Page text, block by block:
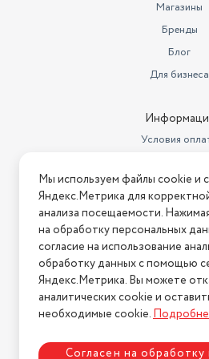
есть
Количество элементов
питания
1
Программное обеспечение
Встроенная карта
есть
Возможность загрузки карты
местности
есть
Функция расчета маршрута
есть
Магазины
Бренды
Блог
Для бизнеса
Условия
Условия
Нашли ошибку на сайте?
2026 © Интернет-магазин
Политика
Мы используем файлы cookie и
Яндекс.Метрика для
анализа посещаемости.
на обработку персональных
согласие на использование
обработку данных с помощью
Яндекс.Метрика. Вы можете
аналитических cookie и
необходимые cookie.
Согласен на